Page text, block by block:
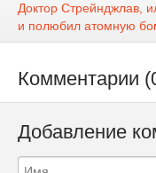
Доктор Стрейнджлав,
и полюбил атомную
Комментарии
Добавление